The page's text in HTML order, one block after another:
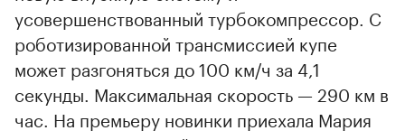
усовершенствованный турбокомпрессор. С
роботизированной трансмиссией купе
может разгоняться до 100 км/ч за 4,1
секунды. Максимальная скорость — 290 км в
час. На премьеру новинки приехала Мария